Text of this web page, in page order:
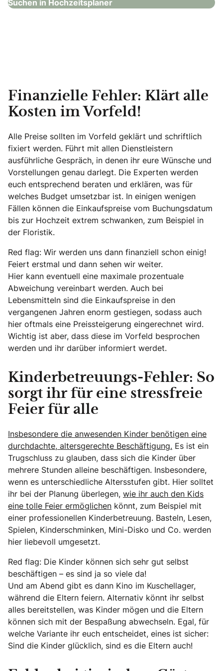
Suchen in Hochzeitsplaner
Finanzielle Fehler: Klärt alle
Kosten im Vorfeld!
Alle Preise sollten im Vorfeld geklärt und schriftlich
fixiert werden. Führt mit allen Dienstleistern
ausführliche Gespräch, in denen ihr eure Wünsche und
Vorstellungen genau darlegt. Die Experten werden
euch entsprechend beraten und erklären, was für
welches Budget umsetzbar ist. In einigen wenigen
Fällen können die Einkaufspreise vom Buchungsdatum
bis zur Hochzeit extrem schwanken, zum Beispiel in
der Floristik.
Red flag: Wir werden uns dann finanziell schon einig!
Feiert erstmal und dann sehen wir weiter.
Hier kann eventuell eine maximale prozentuale
Abweichung vereinbart werden. Auch bei
Lebensmitteln sind die Einkaufspreise in den
vergangenen Jahren enorm gestiegen, sodass auch
hier oftmals eine Preissteigerung eingerechnet wird.
Wichtig ist aber, dass diese im Vorfeld besprochen
werden und ihr darüber informiert werdet.
Kinderbetreuungs-Fehler: So
sorgt ihr für eine stressfreie
Feier für alle
Insbesondere die anwesenden Kinder benötigen eine
durchdachte, altersgerechte Beschäftigung. Es ist ein
Trugschluss zu glauben, dass sich die Kinder über
mehrere Stunden alleine beschäftigen. Insbesondere,
wenn es unterschiedliche Altersstufen gibt. Hier solltet
ihr bei der Planung überlegen, wie ihr auch den Kids
eine tolle Feier ermöglichen könnt, zum Beispiel mit
einer professionellen Kinderbetreuung. Basteln, Lesen,
Spielen, Kinderschminken, Mini-Disko und Co. werden
hier liebevoll umgesetzt.
Red flag: Die Kinder können sich sehr gut selbst
beschäftigen – es sind ja so viele da!
Und am Abend gibt es dann Kino im Kuschellager,
während die Eltern feiern. Alternativ könnt ihr selbst
alles bereitstellen, was Kinder mögen und die Eltern
können sich mit der Bespaßung abwechseln. Egal, für
welche Variante ihr euch entscheidet, eines ist sicher:
Sind die Kinder glücklich, sind es die Eltern auch!